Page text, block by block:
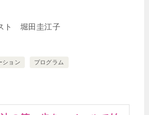
ト 堀田圭江子
ション プログラム